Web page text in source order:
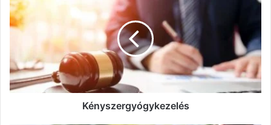
Kényszergyógykezelés